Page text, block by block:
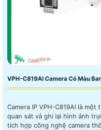
VPH-C819AI Camera Có Màu
Camera IP VPH-C819AI là
quan sát và ghi lại hình ảnh trực tiếp từ
tích hợp công nghệ camera